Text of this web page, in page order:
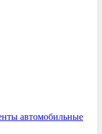
автомобильные